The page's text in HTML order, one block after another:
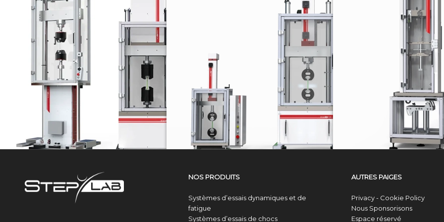
SÉRIE UD
Systèmes électrodynamiques
SÉRIE EA
Systèmes électromécaniques
NOS PRODUITS
Systèmes d’essais dynamiques et de
fatigue
Systèmes d’essais de chocs
AUTRES PAIGES
Privacy - Cookie Policy
Nous Sponsorisons
Espace réservé